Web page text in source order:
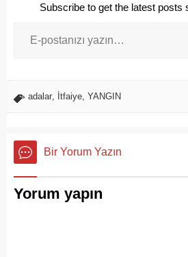
Subscribe to get the latest posts
adalar İtfaiye YANGIN
Bir Yorum Yazın
Yorum yapın